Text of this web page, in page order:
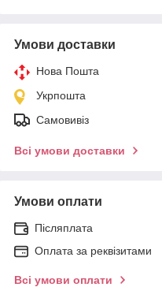
Умови доставки
Нова Пошта
Укрпошта
Самовивіз
Всі умови доставки
Умови оплати
Післяплата
Оплата за реквізитами
Всі умови оплати